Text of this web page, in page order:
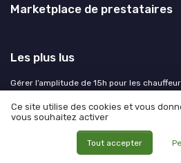
Marketplace de prestataires
Les plus lus
Gérer l’amplitude de 15h pour les
Comprendre la tolérance au
Gérer l’amplitude des chauffeurs routiers
enjeux et solutions pour les responsables
Ce site utilise des cookies et vous
vous souhaitez activer
Tout accepter